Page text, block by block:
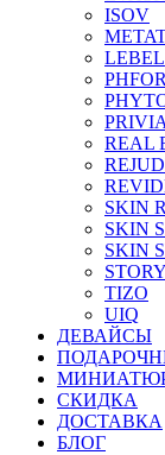
ISOV
LEBEL
PRIVIA
REAL
SKIN
SKIN
SKIN
TIZO
UIQ
ДЕВАЙСЫ
СКИДКА
ДОСТАВКА
БЛОГ